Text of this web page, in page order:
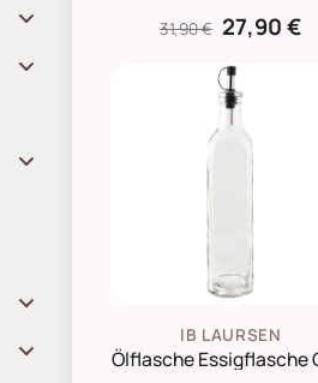
31,90 € 27,90 €
IB LAURSEN
Ölflasche Essigflasche